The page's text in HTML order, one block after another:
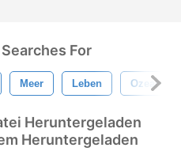
For
Meer Leben Ozean
Heruntergeladen
Heruntergeladen